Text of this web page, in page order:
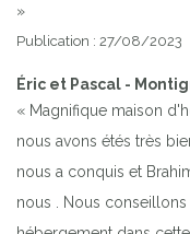
»
Publication : 27/08/2023
Éric et Pascal -
« Magnifique maison
nous avons étés très
nous a conquis et
nous . Nous